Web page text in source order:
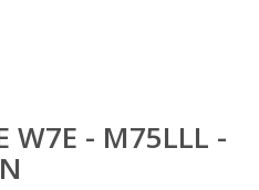
W7E - M75LLL -